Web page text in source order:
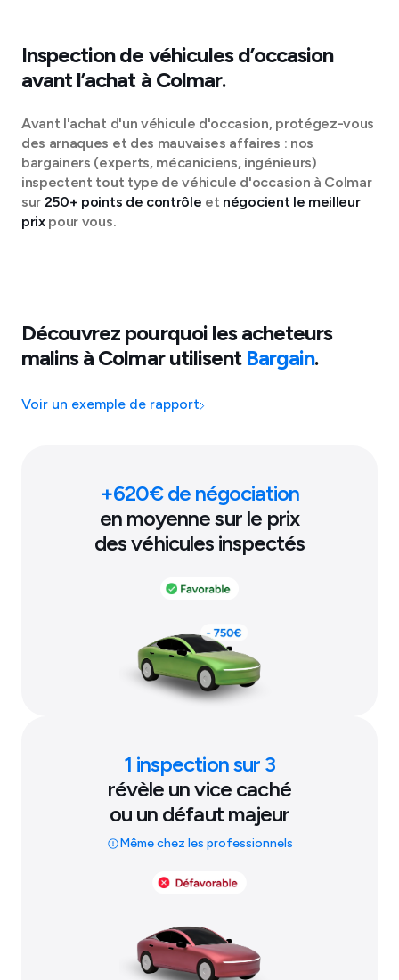
Inspection de véhicules d’occasion
avant l’achat à Colmar.
Avant l'achat d'un véhicule d'occasion, protégez-vous
des arnaques et des mauvaises affaires : nos
bargainers (experts, mécaniciens, ingénieurs)
inspectent tout type de véhicule d'occasion à Colmar
sur 250+ points de contrôle et négocient le meilleur
prixpour vous.
Découvrez pourquoi les acheteurs
malins à Colmarutilisent Bargain.
Voir un exemple de rapport
+620€ de négociation
en moyenne sur le prix
des véhicules inspectés
1 inspection sur 3
révèle un vice caché
ou un défaut majeur
Même chez les professionnels